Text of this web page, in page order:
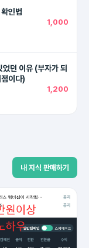
인법
1,000
던 이유 (부자가 되
이다)
1,200
내 지식 판매하기